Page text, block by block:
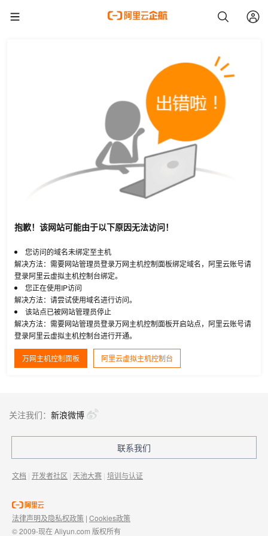
抱歉！该网站可能由于以下原因无法访问！
您访问的域名未绑定至主机
解决方法：需要网站管理员登录万网主机控制面板绑定域名，阿里云账号请
登录阿里云虚拟主机控制台绑定。
您正在使用IP访问
解决方法：请尝试使用域名进行访问。
该站点已被网站管理员停止
解决方法：需要网站管理员登录万网主机控制面板开启站点，阿里云账号请
登录阿里云虚拟主机控制台进行开通。
万网主机控制面板 阿里云虚拟主机控制台